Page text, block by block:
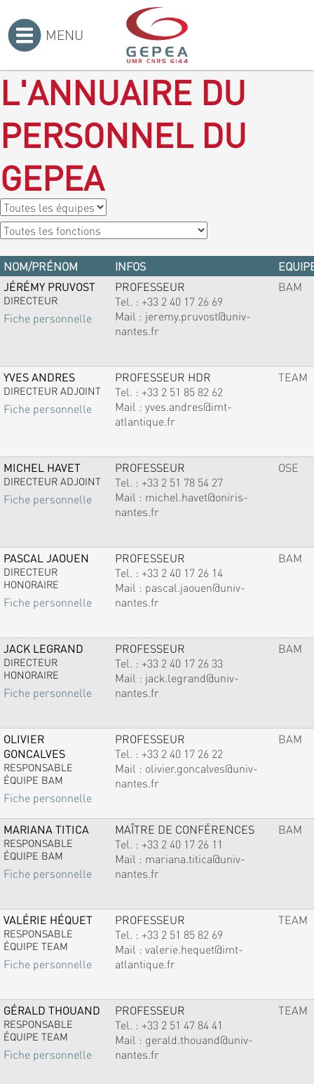
MENU
L'ANNUAIRE DU
PERSONNEL DU
GEPEA
NOM/PRÉNOM INFOS
JÉRÉMY PRUVOST
DIRECTEUR
Fiche personnelle
PROFESSEUR
Tel. : +33 2 40 17 26 69
Mail : jeremy.pruvost@univ-
nantes.fr
BAM
YVES ANDRES
DIRECTEUR ADJOINT
Fiche personnelle
PROFESSEUR HDR
Tel. : +33 2 51 85 82 62
Mail : yves.andres@imt-
atlantique.fr
TEAM
MICHEL HAVET
DIRECTEUR ADJOINT
Fiche personnelle
PROFESSEUR
Tel. : +33 2 51 78 54 27
Mail : michel.havet@oniris-
nantes.fr
OSE
PASCAL JAOUEN
DIRECTEUR
HONORAIRE
Fiche personnelle
PROFESSEUR
Tel. : +33 2 40 17 26 14
Mail : pascal.jaouen@univ-
nantes.fr
BAM
JACK LEGRAND
DIRECTEUR
HONORAIRE
Fiche personnelle
PROFESSEUR
Tel. : +33 2 40 17 26 33
Mail : jack.legrand@univ-
nantes.fr
BAM
OLIVIER
GONCALVES
RESPONSABLE
ÉQUIPE BAM
Fiche personnelle
PROFESSEUR
Tel. : +33 2 40 17 26 22
Mail : olivier.goncalves@univ-
nantes.fr
BAM
MARIANA TITICA
RESPONSABLE
ÉQUIPE BAM
Fiche personnelle
MAÎTRE DE CONFÉRENCES
Tel. : +33 2 40 17 26 11
Mail : mariana.titica@univ-
nantes.fr
BAM
VALÉRIE HÉQUET
RESPONSABLE
ÉQUIPE TEAM
Fiche personnelle
PROFESSEUR
Tel. : +33 2 51 85 82 69
Mail : valerie.hequet@imt-
atlantique.fr
TEAM
GÉRALD THOUAND
RESPONSABLE
ÉQUIPE TEAM
Fiche personnelle
PROFESSEUR
Tel. : +33 2 51 47 84 41
Mail : gerald.thouand@univ-
nantes.fr
TEAM